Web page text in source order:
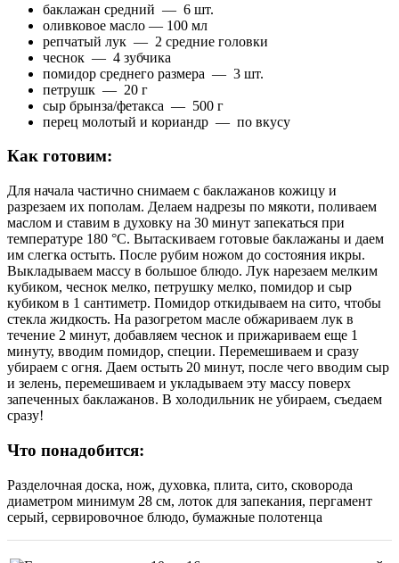
баклажан средний — 6 шт.
оливковое масло — 100 мл
репчатый лук — 2 средние головки
чеснок — 4 зубчика
помидор среднего размера — 3 шт.
петрушк — 20 г
сыр брынза/фетакса — 500 г
перец молотый и кориандр — по вкусу
Как готовим:
Для начала частично снимаем с баклажанов кожицу и
разрезаем их пополам. Делаем надрезы по мякоти, поливаем
маслом и ставим в духовку на 30 минут запекаться при
температуре 180 °С. Вытаскиваем готовые баклажаны и даем
им слегка остыть. После рубим ножом до состояния икры.
Выкладываем массу в большое блюдо. Лук нарезаем мелким
кубиком, чеснок мелко, петрушку мелко, помидор и сыр
кубиком в 1 сантиметр. Помидор откидываем на сито, чтобы
стекла жидкость. На разогретом масле обжариваем лук в
течение 2 минут, добавляем чеснок и прижариваем еще 1
минуту, вводим помидор, специи. Перемешиваем и сразу
убираем с огня. Даем остыть 20 минут, после чего вводим сыр
и зелень, перемешиваем и укладываем эту массу поверх
запеченных баклажанов. В холодильник не убираем, съедаем
сразу!
Что понадобится:
Разделочная доска, нож, духовка, плита, сито, сковорода
диаметром минимум 28 см, лоток для запекания, пергамент
серый, сервировочное блюдо, бумажные полотенца